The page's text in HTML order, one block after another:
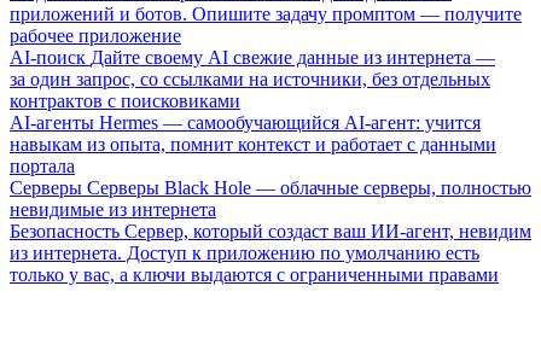
приложений и ботов. Опишите задачу промптом — получите
рабочее приложение
AI-поиск Дайте своему AI свежие данные из интернета —
за один запрос, со ссылками на источники, без отдельных
контрактов с поисковиками
AI-агенты Hermes — самообучающийся AI-агент: учится
навыкам из опыта, помнит контекст и работает с данными
портала
Серверы Серверы Black Hole — облачные серверы, полностью
невидимые из интернета
Безопасность Сервер, который создаст ваш ИИ-агент, невидим
из интернета. Доступ к приложению по умолчанию есть
только у вас, а ключи выдаются с ограниченными правами